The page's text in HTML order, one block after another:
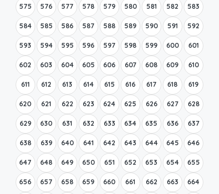
575 576 577 578 579 580 581 582 583
584 585 586 587 588 589 590 591 592
593 594 595 596 597 598 599 600 601
602 603 604 605 606 607 608 609 610
611 612 613 614 615 616 617 618 619
620 621 622 623 624 625 626 627 628
629 630 631 632 633 634 635 636 637
638 639 640 641 642 643 644 645 646
647 648 649 650 651 652 653 654 655
656 657 658 659 660 661 662 663 664